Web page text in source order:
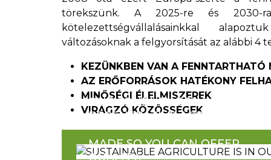
törekszünk. A 2025-re és 2030-
kötelezettségvállalásainkkal
változásoknak a felgyorsítását az alábbi 4
KEZÜNKBEN VAN A
AZ ERŐFORRÁSOK HATÉKONY
MINŐSÉGI ÉLELMISZEREK
VIRÁGZÓ KÖZÖSSÉGEK
OUR JOURNEY TOWARD
REGENERATIVE AGRICULTURE
MADE SO YOU CAN OFFER